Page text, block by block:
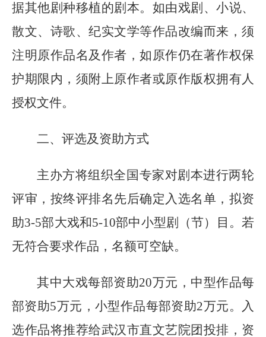
据其他剧种移植的剧本。如由戏剧、小说、
散文、诗歌、纪实文学等作品改编而来，须
注明原作品名及作者，如原作仍在著作权保
护期限内，须附上原作者或原作版权拥有人
授权文件。
二、评选及资助方式
主办方将组织全国专家对剧本进行两轮
评审， 按终评排名先后确定 入选名单 ，拟资
助3-5部大戏和5-10部中小型剧（节）目。若
无符合要求作品，名额可空缺。
其中大戏每部资助20万元，中型作品每
部资助5万元，小型作品每部资助2万元。入
选作品将推荐给武汉市直文艺院团投排，资